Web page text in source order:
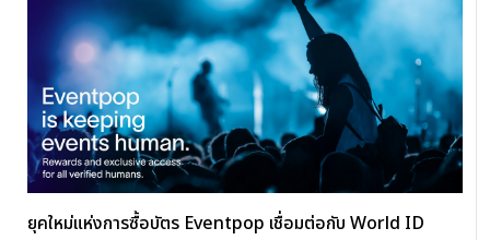
ยุคใหม่แห่งการซื้อบัตร Eventpop เชื่อมต่อกับ World ID